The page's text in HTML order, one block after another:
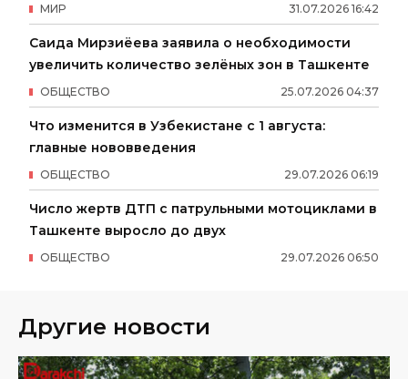
31.07.2026 16:42
МИР
Саида Мирзиёева заявила о необходимости
увеличить количество зелёных зон в Ташкенте
25.07.2026 04:37
ОБЩЕСТВО
Что изменится в Узбекистане с 1 августа:
главные нововведения
29.07.2026 06:19
ОБЩЕСТВО
Число жертв ДТП с патрульными мотоциклами в
Ташкенте выросло до двух
29.07.2026 06:50
ОБЩЕСТВО
Другие новости